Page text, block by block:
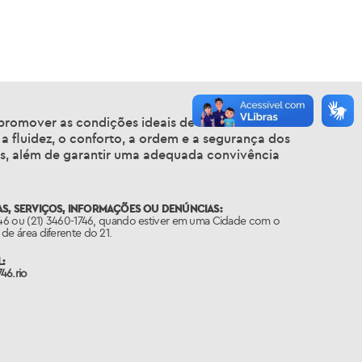
as condições ideais de mobilidade na
fluidez, o conforto, a ordem e a segurança dos
além de garantir uma adequada convivência
SERVIÇOS, INFORMAÇÕES OU DENÚNCIAS:
ou (21) 3460-1746, quando estiver em uma Cidade com o
área diferente do 21.